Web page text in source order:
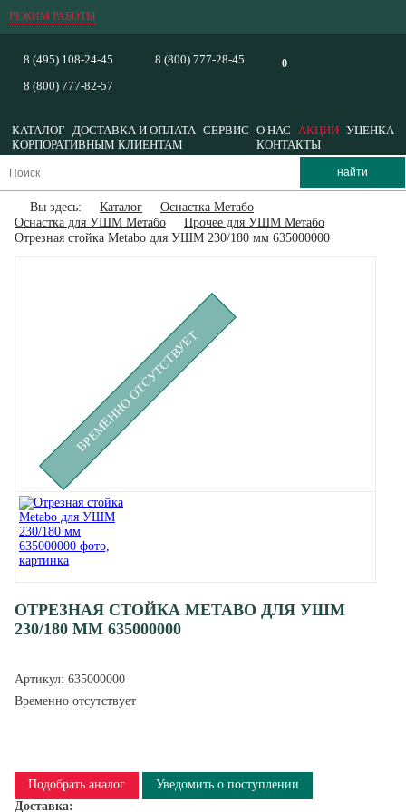
РЕЖИМ РАБОТЫ
0
8 (495) 108-24-45
8 (800) 777-82-57
8 (800) 777-28-45
КАТАЛОГ ДОСТАВКА И ОПЛАТА СЕРВИС О НАС АКЦИИ УЦЕНКА
КОРПОРАТИВНЫМ КЛИЕНТАМ
КОНТАКТЫ
Вы здесь: Каталог
Оснастка Метабо
Оснастка для УШМ Метабо
Прочее для УШМ Метабо
Отрезная стойка Metabo для УШМ 230/180 мм 635000000
ВРЕМЕННО ОТСУТСТВУЕТ
ОТРЕЗНАЯ СТОЙКА METABO ДЛЯ УШМ
230/180 ММ 635000000
Артикул: 635000000
Временно отсутствует
Подобрать аналог
Уведомить о поступлении
Доставка: